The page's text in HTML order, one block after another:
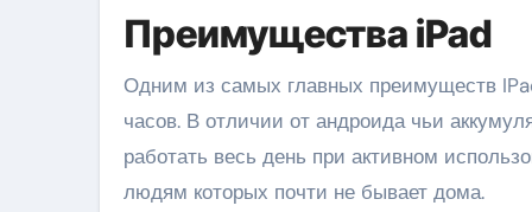
Преимущества iPad
Одним из самых главных преимуществ
часов. В отличии от андроида чьи
работать весь день при активном
людям которых почти не бывает дома.